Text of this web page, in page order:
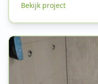
onze expertise zorgen
nu weer
bewoners.
Bekijk project